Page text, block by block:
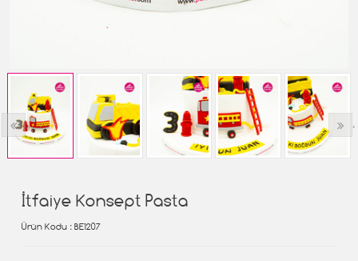
‹ ›
İtfaiye Konsept Pasta
Ürün Kodu : BE1207